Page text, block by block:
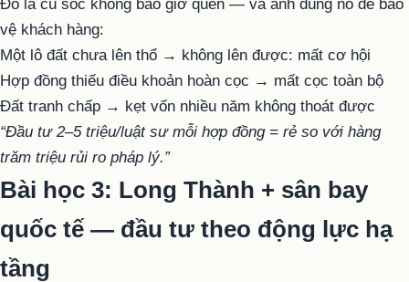
Đó là cú sốc không bao giờ quên — và anh dùng nó để bảo
vệ khách hàng:
Một lô đất chưa lên thổ → không lên được: mất cơ hội
Hợp đồng thiếu điều khoản hoàn cọc → mất cọc toàn bộ
Đất tranh chấp → kẹt vốn nhiều năm không thoát được
“Đầu tư 2–5 triệu/luật sư mỗi hợp đồng = rẻ so với hàng
trăm triệu rủi ro pháp lý.”
Bài học 3: Long Thành + sân bay
quốc tế — đầu tư theo động lực hạ
tầng